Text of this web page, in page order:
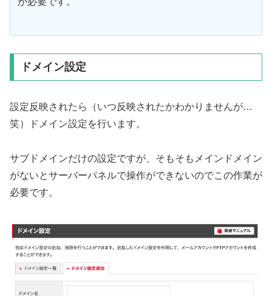
ドメイン設定
設定反映されたら（いつ反映されたかわかりませんが…
笑）ドメイン設定を行います。
サブドメインだけの設定ですが、そもそもメインドメイン
がないとサーバーパネルで操作ができないのでこの作業が
必要です。